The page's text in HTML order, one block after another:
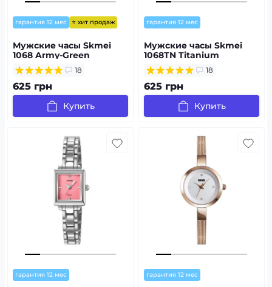
гарантия 12 мес ⭐ хит продаж
Мужские часы Skmei
1068 Army-Green
18
625 грн
Купить
гарантия 12 мес
Мужские часы Skmei
1068TN Titanium
18
625 грн
Купить
гарантия 12 мес гарантия 12 мес